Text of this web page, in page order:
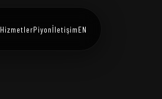
HizmetlerPiyonİletişimEN